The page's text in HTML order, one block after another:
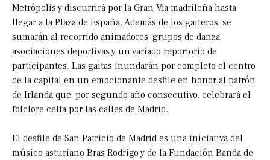
Metrópolis y discurrirá por la Gran Vía madrileña hasta
llegar a la Plaza de España. Además de los gaiteros, se
sumarán al recorrido animadores, grupos de danza,
asociaciones deportivas y un variado reportorio de
participantes. Las gaitas inundarán por completo el centro
de la capital en un emocionante desfile en honor al patrón
de Irlanda que, por segundo año consecutivo, celebrará el
folclore celta por las calles de Madrid.
El desfile de San Patricio de Madrid es una iniciativa del
músico asturiano Bras Rodrigo y de la Fundación Banda de